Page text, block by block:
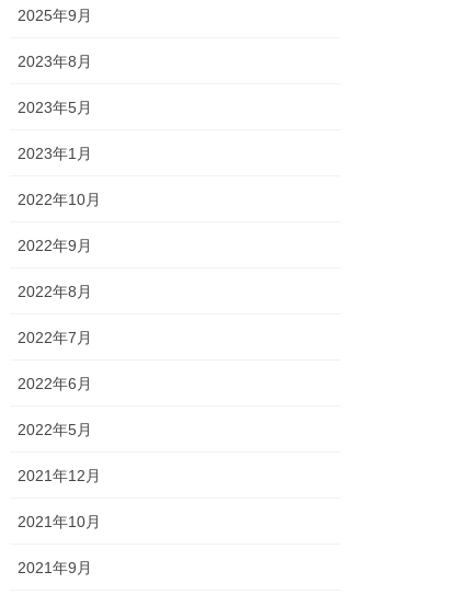
2025年9月
2023年8月
2023年5月
2023年1月
2022年10月
2022年9月
2022年8月
2022年7月
2022年6月
2022年5月
2021年12月
2021年10月
2021年9月